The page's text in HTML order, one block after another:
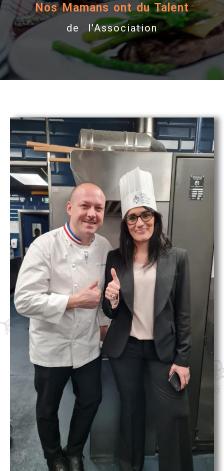
Nos Mamans ont du Talent
de l'Association